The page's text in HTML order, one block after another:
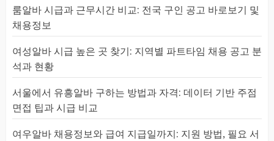
룸알바 시급과 근무시간 비교: 전국 구인 공고 바로보기 및
채용정보
여성알바 시급 높은 곳 찾기: 지역별 파트타임 채용 공고 분
석과 현황
서울에서 유흥알바 구하는 방법과 자격: 데이터 기반 주점
면접 팁과 시급 비교
여우알바 채용정보와 급여 지급일까지: 지원 방법, 필요 서